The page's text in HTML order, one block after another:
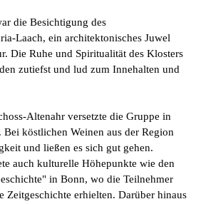
die Besichtigung des
Laach, ein architektonisches Juwel
Die Ruhe und Spiritualität des Klosters
zutiefst und lud zum Innehalten und
Altenahr versetzte die Gruppe in
Bei köstlichen Weinen aus der Region
und ließen es sich gut gehen.
auch kulturelle Höhepunkte wie den
in Bonn, wo die Teilnehmer
Zeitgeschichte erhielten. Darüber hinaus